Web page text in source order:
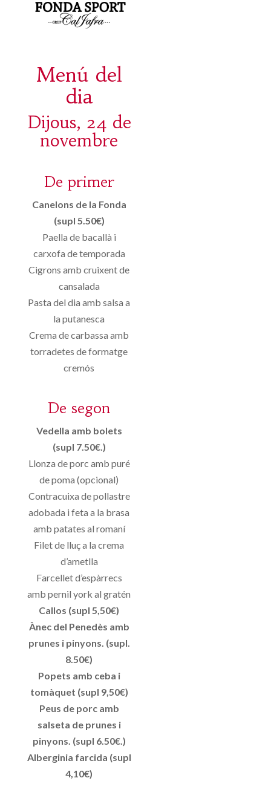
Menú del
dia
Dijous, 24 de
novembre
De primer
Canelons de la Fonda
(supl 5.50€)
Paella de bacallà i
carxofa de temporada
Cigrons amb cruixent de
cansalada
Pasta del dia amb salsa a
la putanesca
Crema de carbassa amb
torradetes de formatge
cremós
De segon
Vedella amb bolets
(supl 7.50€.)
Llonza de porc amb puré
de poma (opcional)
Contracuixa de pollastre
adobada i feta a la brasa
amb patates al romaní
Filet de lluç a la crema
d’ametlla
Farcellet d’espàrrecs
amb pernil york al gratén
Callos (supl 5,50€)
Ànec del Penedès amb
prunes i pinyons. (supl.
8.50€)
Popets amb ceba i
tomàquet (supl 9,50€)
Peus de porc amb
salseta de prunes i
pinyons. (supl 6.50€.)
Alberginia farcida (supl
4,10€)